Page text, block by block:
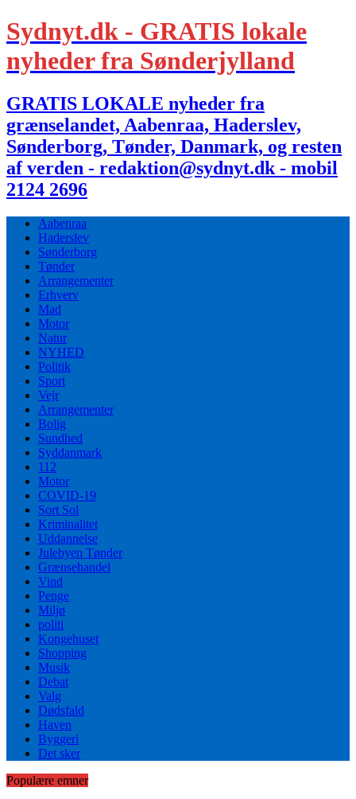
Sydnyt.dk - GRATIS lokale
nyheder fra Sønderjylland
GRATIS LOKALE nyheder fra
grænselandet, Aabenraa, Haderslev,
Sønderborg, Tønder, Danmark, og resten
af verden - redaktion@sydnyt.dk - mobil
2124 2696
Aabenraa
Haderslev
Sønderborg
Tønder
Arrangementer
Erhverv
Mad
Motor
Natur
NYHED
Politik
Sport
Vejr
Arrangementer
Bolig
Sundhed
Syddanmark
112
Motor
COVID-19
Sort Sol
Kriminalitet
Uddannelse
Julebyen Tønder
Grænsehandel
Vind
Penge
Miljø
politi
Kongehuset
Shopping
Musik
Debat
Valg
Dødsfald
Haven
Byggeri
Det sker
Populære emner